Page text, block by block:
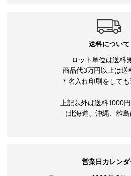
送料について
ロット単位は送料
商品代3万円以上は送
＊名入れ印刷をして
上記以外は送料1000円
（北海道、沖縄、離島
営業日カレンダ